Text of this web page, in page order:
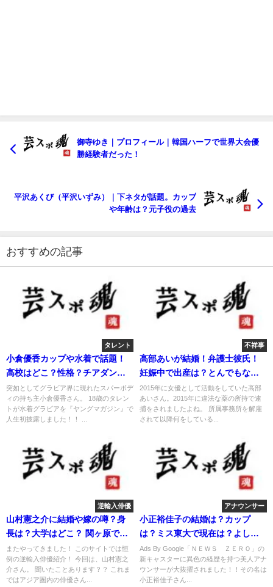
御寺ゆき｜プロフィール｜韓国ハーフで世界大会優
勝経験者だった！
平沢あくび（平沢いずみ）｜下ネタが話題。カップ
や年齢は？元子役の過去
おすすめの記事
タレント
小倉優香カップや水着で話題！
高校はどこ？性格？チアダンス
も凄い！
突如としてグラビア界に現れたスパーボデ
ィの持ち主小倉優香さん。 18歳のタレン
トが水着グラビアを『ヤングマガジン』で
人生初披露しました！！ ...
不祥事
高部あいが結婚！弁護士彼氏！
妊娠中で出産は？とんでもない
写真？
2015年に女優として活動をしていた高部
あいさん。2015年に違法な薬の所持で逮
捕をされましたよね。 所属事務所を解雇
されて以降何をしている...
逆輸入俳優
山村憲之介に結婚や嫁の噂？身
長は？大学はどこ？ 関ヶ原で話
題！
またやってきました！ このサイトでは恒
例の逆輸入俳優紹介！ 今回は、山村憲之
介さん。 聞いたことあります？？ これま
ではアジア圏内の俳優さん...
アナウンサー
小正裕佳子の結婚は？カップ
は？ミス東大で現在は？よしき
とは？
Ads By Google「ＮＥＷＳ ＺＥＲＯ」の
新キャスターに異色の経歴を持つ美人アナ
ウンサーが大抜擢されました！！その名は
小正裕佳子さん...